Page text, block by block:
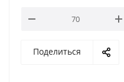
Поделиться